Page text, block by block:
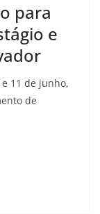
para
e
11 de junho,
de